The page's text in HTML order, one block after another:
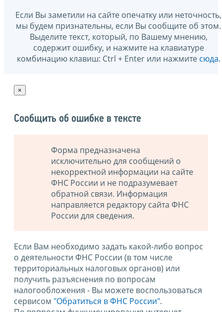
Если Вы заметили на сайте опечатку или неточность,
мы будем признательны, если Вы сообщите об этом.
Выделите текст, который, по Вашему мнению,
содержит ошибку, и нажмите на клавиатуре
комбинацию клавиш: Ctrl + Enter или нажмите сюда.
×
Сообщить об ошибке в тексте
Форма предназначена
исключительно для сообщений о
некорректной информации на сайте
ФНС России и не подразумевает
обратной связи. Информация
направляется редактору сайта ФНС
России для сведения.
Если Вам необходимо задать какой-либо вопрос
о деятельности ФНС России (в том числе
территориальных налоговых органов) или
получить разъяснения по вопросам
налогообложения - Вы можете воспользоваться
сервисом "Обратиться в ФНС России".